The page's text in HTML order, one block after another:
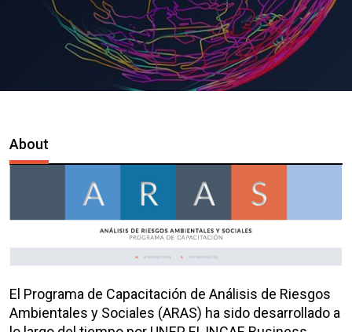
About
El Programa de Capacitación de Análisis de Riesgos
Ambientales y Sociales (ARAS) ha sido desarrollado a